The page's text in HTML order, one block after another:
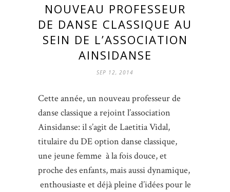
NOUVEAU PROFESSEUR
DE DANSE CLASSIQUE AU
SEIN DE L’ASSOCIATION
AINSIDANSE
SEP 12, 2014
Cette année, un nouveau professeur de
danse classique a rejoint l’association
Ainsidanse: il s’agit de Laetitia Vidal,
titulaire du DE option danse classique,
une jeune femme à la fois douce, et
proche des enfants, mais aussi dynamique,
enthousiaste et déjà pleine d’idées pour le